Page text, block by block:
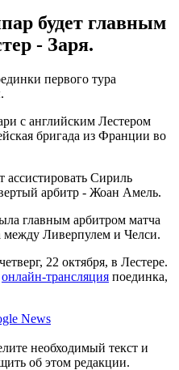
будет главным
- Заря.
первого тура
с английским Лестером
бригада из Франции во
ассистировать Сириль
арбитр - Жоан Амель.
главным арбитром матча
Ливерпулем и Челси.
22 октября, в Лестере.
онлайн-трансляция поединка,
News
необходимый текст и
об этом редакции.